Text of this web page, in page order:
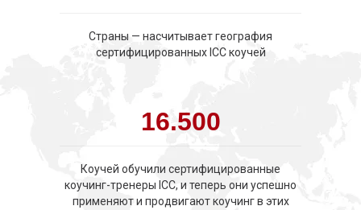
Страны — насчитывает география
сертифицированных ICC коучей
Коучей обучили сертифицированные
коучинг-тренеры ICC, и теперь они успешно
применяют и продвигают коучинг в этих
16.500